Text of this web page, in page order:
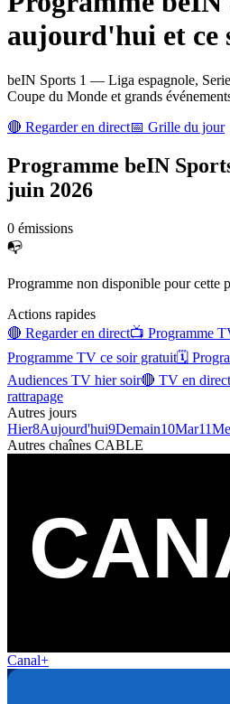
aujourd'hui et ce
beIN Sports 1 — Liga espagnole,
Coupe du Monde et grands
🔴 Regarder en direct📅 Grille du jour
Programme beIN
juin 2026
0 émissions
📭
Programme non disponible pour cette
Actions rapides
🔴 Regarder en direct📺 Programme
Programme TV ce soir gratuit🗓
Audiences TV hier soir🔴 TV en
rattrapage
Autres jours
Hier8Aujourd'hui9Demain10Mar11
Autres chaînes CABLE
Canal+